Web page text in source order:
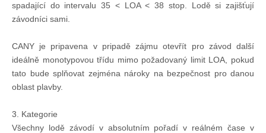
Pohár mistrů
Osobnost roku
Mezinárodní pohár
Modrá stuha
spadající do intervalu 35 < LOA < 38 stop. Lodě si zajišťují
závodníci sami.
CANY je pripavena v pripadě zájmu otevřít pro závod další
ideálně monotypovou třídu mimo požadovaný limit LOA, pokud
tato bude splňovat zejména nároky na bezpečnost pro danou
oblast plavby.
3. Kategorie
Všechny lodě závodí v absolutním pořadí v reálném čase v